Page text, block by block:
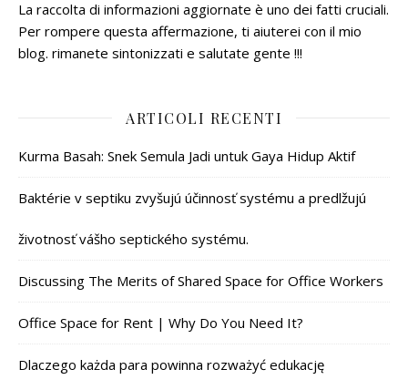
La raccolta di informazioni aggiornate è uno dei fatti cruciali.
Per rompere questa affermazione, ti aiuterei con il mio
blog. rimanete sintonizzati e salutate gente !!!
ARTICOLI RECENTI
Kurma Basah: Snek Semula Jadi untuk Gaya Hidup Aktif
Baktérie v septiku zvyšujú účinnosť systému a predlžujú
životnosť vášho septického systému.
Discussing The Merits of Shared Space for Office Workers
Office Space for Rent | Why Do You Need It?
Dlaczego każda para powinna rozważyć edukację